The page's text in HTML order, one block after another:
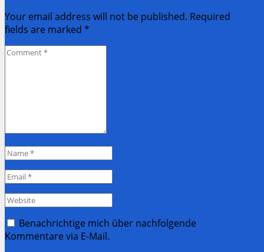
Your email address will not be published. Required
fields are marked *
Comment
Name
Email
Website
Benachrichtige mich über nachfolgende
Kommentare via E-Mail.